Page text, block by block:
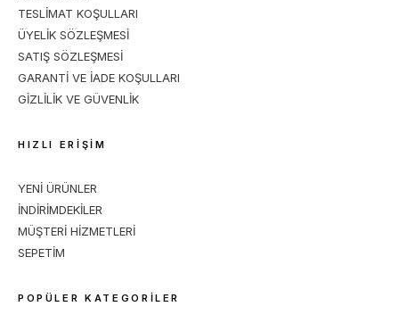
TESLİMAT KOŞULLARI
ÜYELİK SÖZLEŞMESİ
SATIŞ SÖZLEŞMESİ
GARANTİ VE İADE KOŞULLARI
GİZLİLİK VE GÜVENLİK
HIZLI ERİŞİM
YENİ ÜRÜNLER
İNDİRİMDEKİLER
MÜŞTERİ HİZMETLERİ
SEPETİM
POPÜLER KATEGORİLER